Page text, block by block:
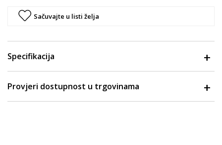
Sačuvajte u listi želja
Specifikacija
Provjeri dostupnost u trgovinama